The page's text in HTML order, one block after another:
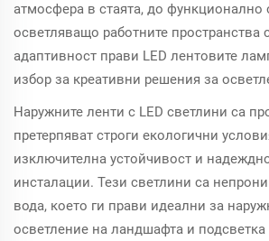
атмосфера в стаята, до функционално
осветляващо работните пространства
адаптивност прави LED лентовите
избор за креативни решения за
Наружните ленти с LED светлини са
претерпяват строги екологични
изключителна устойчивост и
инсталации. Тези светлини са
вода, което ги прави идеални за
осветление на ландшафта и подсветка